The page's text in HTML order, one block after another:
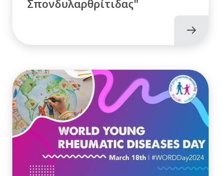
Σπονδυλαρθρίτιδας"